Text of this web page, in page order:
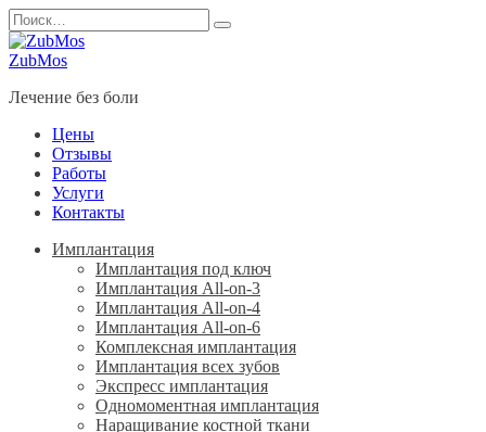
Перейти
к
содержанию
Search
for:
ZubMos
Лечение без боли
Цены
Отзывы
Работы
Услуги
Контакты
Имплантация
Имплантация под ключ
Имплантация All-on-3
Имплантация All-on-4
Имплантация All-on-6
Комплексная имплантация
Имплантация всех зубов
Экспресс имплантация
Одномоментная имплантация
Наращивание костной ткани